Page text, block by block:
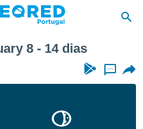
8 - 14 dias
...